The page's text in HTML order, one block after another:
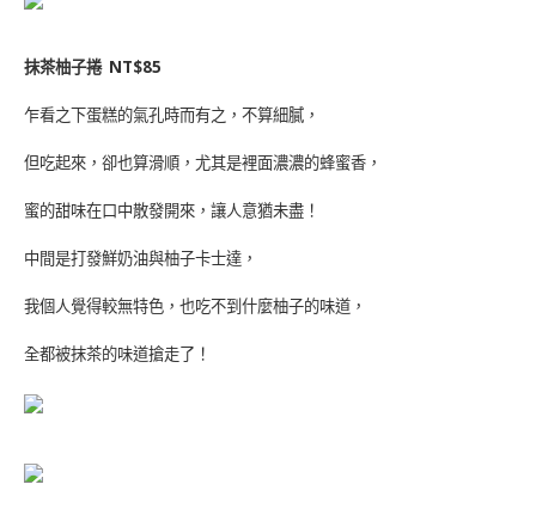
抹茶柚子捲 NT$85
乍看之下蛋糕的氣孔時而有之，不算細膩，
但吃起來，卻也算滑順，尤其是裡面濃濃的蜂蜜香，
蜜的甜味在口中散發開來，讓人意猶未盡！
中間是打發鮮奶油與柚子卡士達，
我個人覺得較無特色，也吃不到什麼柚子的味道，
全都被抹茶的味道搶走了！